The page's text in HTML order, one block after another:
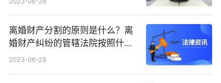
离婚财产分割的原则是什么？离
婚财产纠纷的管辖法院按照什么
规则确定？
2023-06-28